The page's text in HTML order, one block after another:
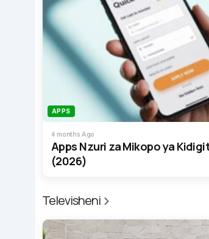
APPS
4 months Ago
Apps Nzuri za Mikopo ya
(2026)
Televisheni